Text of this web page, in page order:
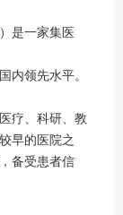
是一家集医
内领先水平。
疗、科研、教
早的医院之
备受患者信